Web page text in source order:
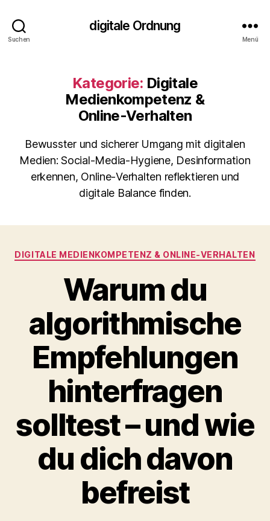
Suchen
digitale Ordnung
Menü
Kategorie: Digitale
Medienkompetenz &
Online‑Verhalten
Bewusster und sicherer Umgang mit digitalen
Medien: Social‑Media‑Hygiene, Desinformation
erkennen, Online‑Verhalten reflektieren und
digitale Balance finden.
Kategorien
DIGITALE MEDIENKOMPETENZ & ONLINE‑VERHALTEN
Warum du
algorithmische
Empfehlungen
hinterfragen
solltest – und wie
du dich davon
befreist